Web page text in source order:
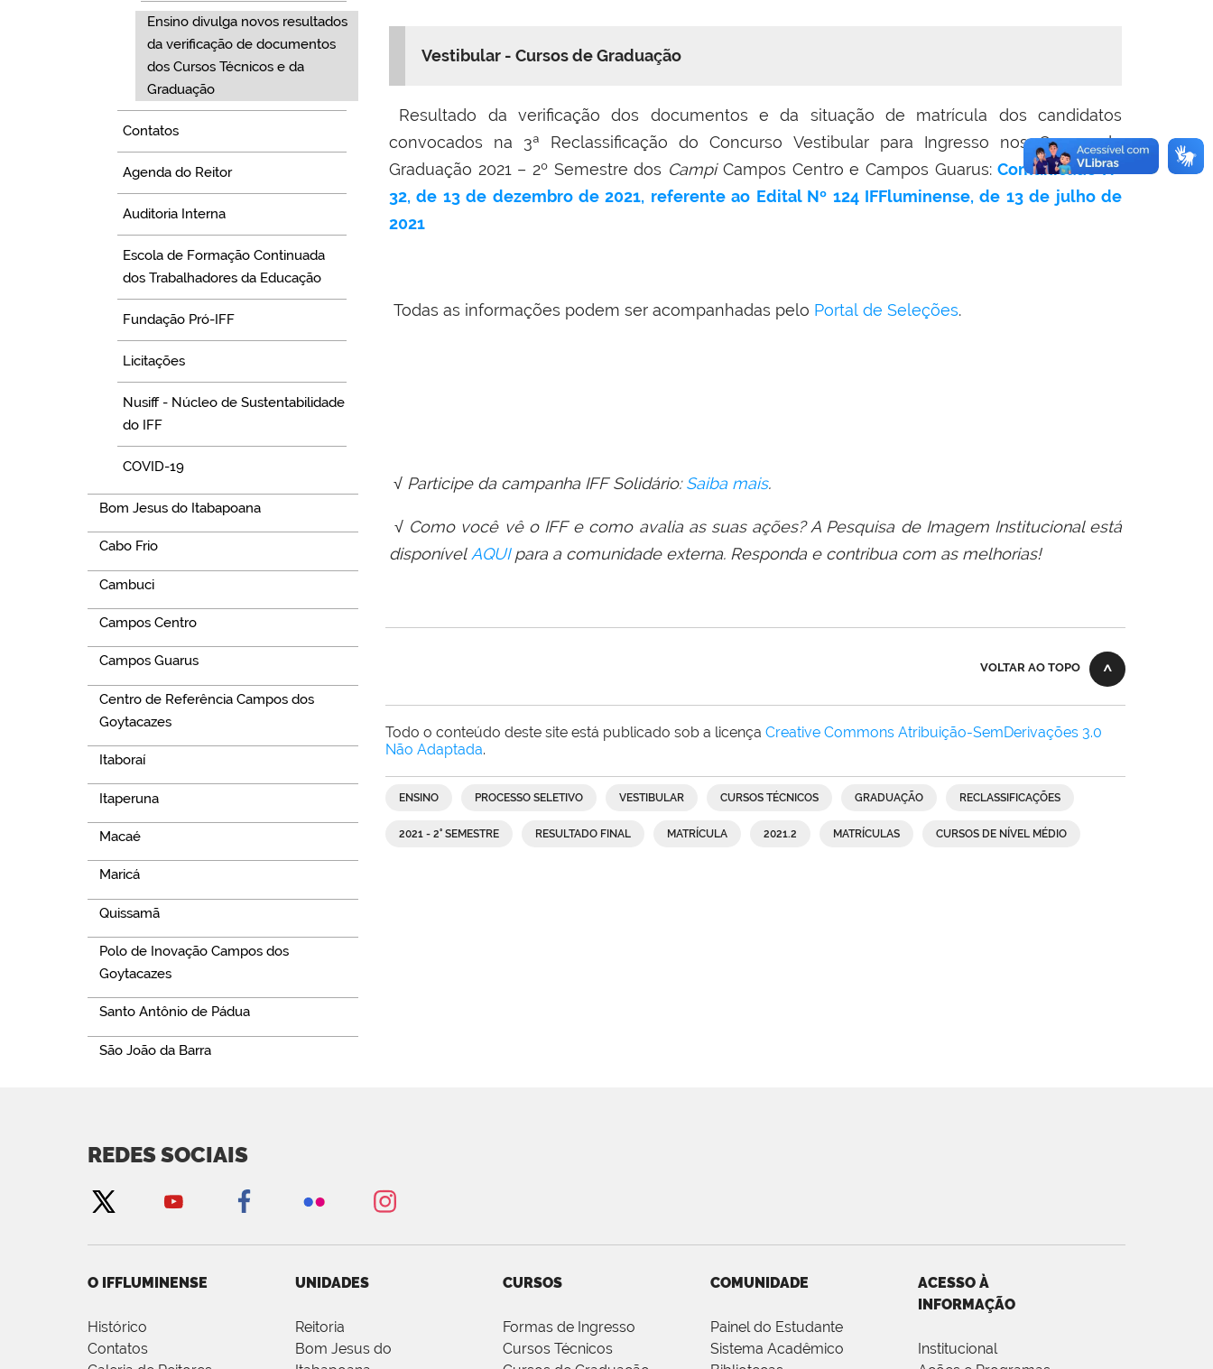
Ensino divulga novos resultados
da verificação de documentos
dos Cursos Técnicos e da
Graduação
Contatos
Agenda do Reitor
Auditoria Interna
Escola de Formação Continuada
dos Trabalhadores da Educação
Fundação Pró-IFF
Licitações
Nusiff - Núcleo de Sustentabilidade
do IFF
COVID-19
Bom Jesus do Itabapoana
Cabo Frio
Cambuci
Campos Centro
Campos Guarus
Centro de Referência Campos dos
Goytacazes
Itaboraí
Itaperuna
Macaé
Maricá
Quissamã
Polo de Inovação Campos dos
Goytacazes
Santo Antônio de Pádua
São João da Barra
Vestibular - Cursos de Graduação
Resultado da verificação dos documentos e da situação de matrícula dos candidatos
convocados na 3ª Reclassificação do Concurso Vestibular para Ingresso nos Cursos de
Graduação 2021 – 2º Semestre dos CampiCampos Centro e Campos Guarus:Comunicado Nº
32, de 13 de dezembro de 2021, referente ao Edital Nº 124 IFFluminense, de 13 de julho de
2021
Todas as informações podem ser acompanhadas pelo Portal de Seleções.
√ Participe da campanha IFF Solidário:Saiba mais.
√ Como você vê o IFF e como avalia as suas ações? A Pesquisa deImagem Institucional está
disponível AQUIpara a comunidadeexterna. Responda e contribua com as melhorias!
VOLTAR AO TOPO
Todo o conteúdo deste site está publicado sob a licença Creative Commons Atribuição-SemDerivações 3.0
Não Adaptada.
ENSINO PROCESSO SELETIVO VESTIBULAR CURSOS TÉCNICOS GRADUAÇÃO RECLASSIFICAÇÕES
2021 - 2° SEMESTRE RESULTADO FINAL MATRÍCULA 2021.2 MATRÍCULAS CURSOS DE NÍVEL MÉDIO
REDES SOCIAIS
O IFFLUMINENSE
Histórico
Contatos
UNIDADES
Reitoria
Bom Jesus do
CURSOS
Formas de Ingresso
Cursos Técnicos
COMUNIDADE
Painel do Estudante
Sistema Acadêmico
ACESSO À
INFORMAÇÃO
Institucional